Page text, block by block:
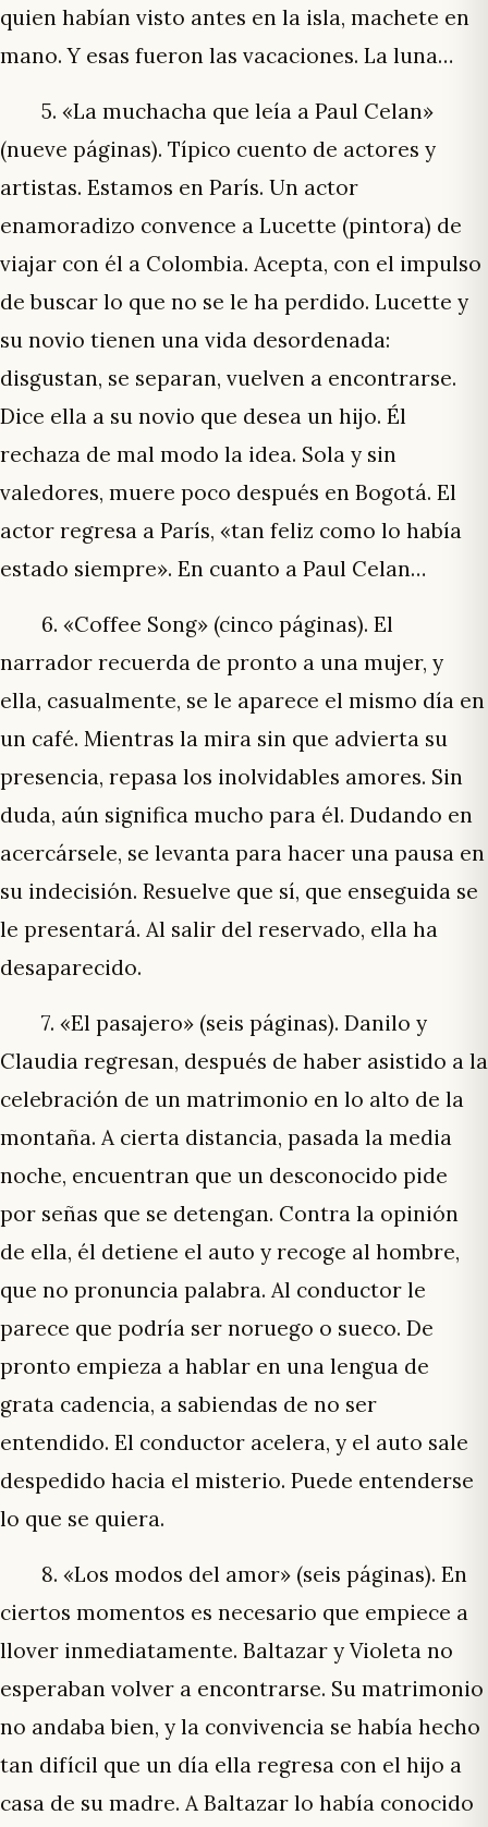
quien habían visto antes en la isla, machete en
mano. Y esas fueron las vacaciones. La luna…
5. «La muchacha que leía a Paul Celan»
(nueve páginas). Típico cuento de actores y
artistas. Estamos en París. Un actor
enamoradizo convence a Lucette (pintora) de
viajar con él a Colombia. Acepta, con el impulso
de buscar lo que no se le ha perdido. Lucette y
su novio tienen una vida desordenada:
disgustan, se separan, vuelven a encontrarse.
Dice ella a su novio que desea un hijo. Él
rechaza de mal modo la idea. Sola y sin
valedores, muere poco después en Bogotá. El
actor regresa a París, «tan feliz como lo había
estado siempre». En cuanto a Paul Celan…
6. «Coffee Song» (cinco páginas). El
narrador recuerda de pronto a una mujer, y
ella, casualmente, se le aparece el mismo día en
un café. Mientras la mira sin que advierta su
presencia, repasa los inolvidables amores. Sin
duda, aún significa mucho para él. Dudando en
acercársele, se levanta para hacer una pausa en
su indecisión. Resuelve que sí, que enseguida se
le presentará. Al salir del reservado, ella ha
desaparecido.
7. «El pasajero» (seis páginas). Danilo y
Claudia regresan, después de haber asistido a la
celebración de un matrimonio en lo alto de la
montaña. A cierta distancia, pasada la media
noche, encuentran que un desconocido pide
por señas que se detengan. Contra la opinión
de ella, él detiene el auto y recoge al hombre,
que no pronuncia palabra. Al conductor le
parece que podría ser noruego o sueco. De
pronto empieza a hablar en una lengua de
grata cadencia, a sabiendas de no ser
entendido. El conductor acelera, y el auto sale
despedido hacia el misterio. Puede entenderse
lo que se quiera.
8. «Los modos del amor» (seis páginas). En
ciertos momentos es necesario que empiece a
llover inmediatamente. Baltazar y Violeta no
esperaban volver a encontrarse. Su matrimonio
no andaba bien, y la convivencia se había hecho
tan difícil que un día ella regresa con el hijo a
casa de su madre. A Baltazar lo había conocido